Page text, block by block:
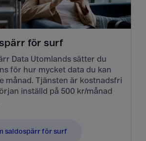
för surf
Data Utomlands sätter du
för hur mycket data du kan
månad. Tjänsten är kostnadsfri
inställd på 500 kr/månad
saldospärr för surf